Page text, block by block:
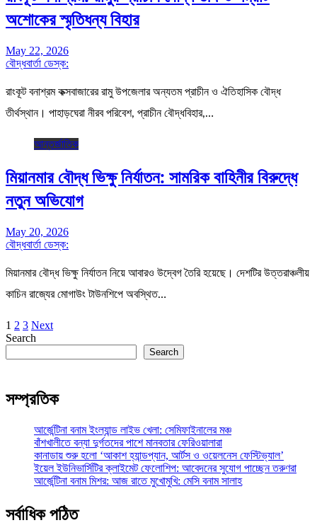
অশোকের স্মৃতিধন্য বিহার
May 22, 2026
বৌদ্ধবার্তা ডেস্ক:
রাংকূট বনাশ্রম কক্সবাজারের রামু উপজেলার অন্যতম প্রাচীন ও ঐতিহাসিক বৌদ্ধ
তীর্থস্থান। পাহাড়ঘেরা নীরব পরিবেশ, প্রাচীন বৌদ্ধবিহার,…
আন্তর্জাতিক
মিয়ানমার বৌদ্ধ ভিক্ষু নির্যাতন: সামরিক বাহিনীর বিরুদ্ধে
নতুন অভিযোগ
May 20, 2026
বৌদ্ধবার্তা ডেস্ক:
মিয়ানমার বৌদ্ধ ভিক্ষু নির্যাতন নিয়ে আবারও উদ্বেগ তৈরি হয়েছে। দেশটির উত্তরাঞ্চলীয়
কাচিন রাজ্যের মোগাউং টাউনশিপে অবস্থিত…
Posts
pagination
1 2 3 Next
Search
Search
সম্প্রতিক
আর্জেন্টিনা বনাম ইংল্যান্ড লাইভ খেলা: সেমিফাইনালের মঞ্চ
বাঁশখালীতে বন্যা দুর্গতদের পাশে মানবতার ফেরিওয়ালারা
কানাডায় শুরু হলো ‘আকাশ হ্যান্ডপ্যান, আর্টস ও ওয়েলনেস ফেস্টিভ্যাল’
ইয়েল ইউনিভার্সিটির ক্লাইমেট ফেলোশিপ: আবেদনের সুযোগ পাচ্ছেন তরুণরা
আর্জেন্টিনা বনাম মিশর: আজ রাতে মুখোমুখি: মেসি বনাম সালাহ
সর্বাধিক পঠিত